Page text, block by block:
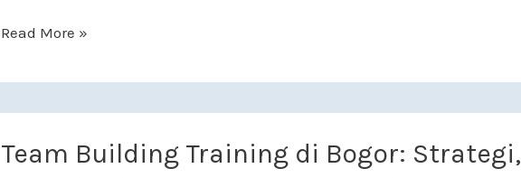
Read More »
Team Building Training di Bogor: Strategi,